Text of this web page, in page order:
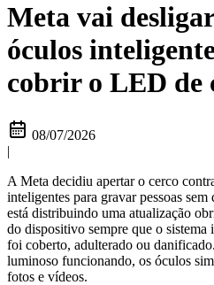
Meta vai
óculos
cobrir o LED de
08/07/2026
|
A Meta decidiu apertar o cerco
inteligentes para gravar pessoas sem
está distribuindo uma atualização
do dispositivo sempre que o
foi coberto, adulterado ou
luminoso funcionando, os óculos
fotos e vídeos.